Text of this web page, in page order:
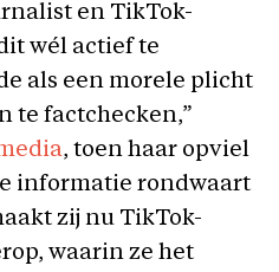
en TikTok-
wél actief te
als een morele plicht
te factchecken,”
, toen haar opviel
informatie rondwaart
zij nu TikTok-
waarin ze het